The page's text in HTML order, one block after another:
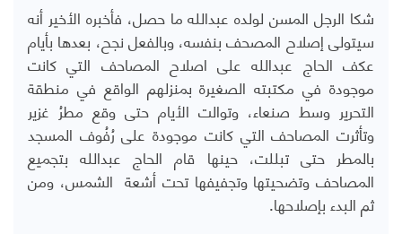
شكا الرجل المسن لولده عبدالله ما حصل، فأخبره الأخير أنه
سيتولى إصلاح المصحف بنفسه، وبالفعل نجح، بعدها بأيام
عكف الحاج عبدالله على اصلاح المصاحف التي كانت
موجودة في مكتبته الصغيرة بمنزلهم الواقع في منطقة
التحرير وسط صنعاء، وتوالت الأيام حتى وقع مطرُ غزير
وتأثرت المصاحف التي كانت موجودة على رُفُوف المسجد
بالمطر حتى تبللت، حينها قام الحاج عبدالله بتجميع
المصاحف وتضحيتها وتجفيفها تحت أشعة الشمس، ومن
ثم البدء بإصلاحها.